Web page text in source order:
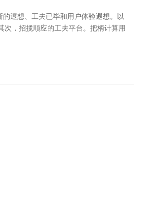
遐想、工夫已毕和用户体验遐想。以
，招揽顺应的工夫平台。把柄计算用